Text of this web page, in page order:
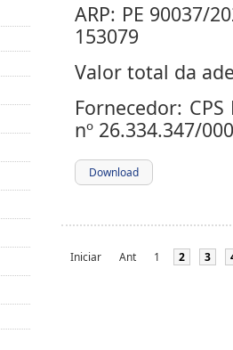
ARP: PE 90037/
153079
Valor total da
Fornecedor:
nº 26.334.347/
Download
Iniciar Ant 1 2 3